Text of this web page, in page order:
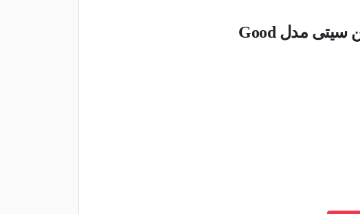
اسپری بدن زنانه سلکشن سیتی مدل Good